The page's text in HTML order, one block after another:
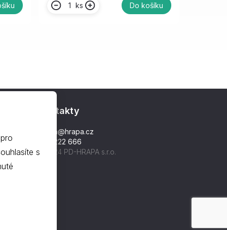
ks Do košíku
Kontakty
hrapa@hrapa.cz
577 222 666
©2024 PD-HRAPA s.r.o.